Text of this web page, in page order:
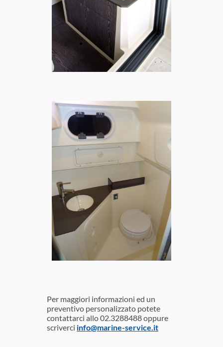
Per maggiori informazioni ed un
preventivo personalizzato potete
contattarci allo 02.3288488 oppure
scriverci info@marine-service.it